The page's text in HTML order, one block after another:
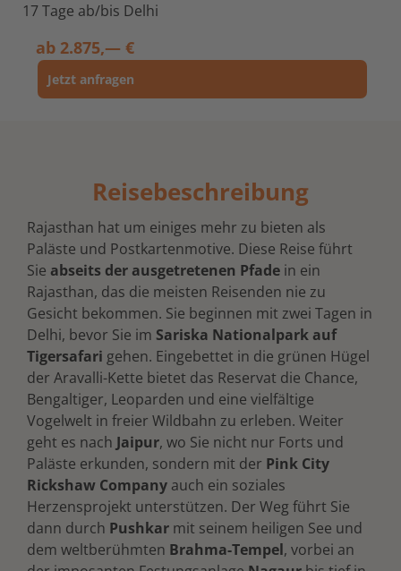
17 Tage ab/bis Delhi
ab 2.875,— €
Jetzt anfragen
Reisebeschreibung
Rajasthan hat um einiges mehr zu bieten als
Paläste und Postkartenmotive. Diese Reise führt
Sie abseits der ausgetretenen Pfade in ein
Rajasthan, das die meisten Reisenden nie zu
Gesicht bekommen. Sie beginnen mit zwei Tagen in
Delhi, bevor Sie im Sariska Nationalpark auf
Tigersafari gehen. Eingebettet in die grünen Hügel
der Aravalli-Kette bietet das Reservat die Chance,
Bengaltiger, Leoparden und eine vielfältige
Vogelwelt in freier Wildbahn zu erleben. Weiter
geht es nach Jaipur, wo Sie nicht nur Forts und
Paläste erkunden, sondern mit der Pink City
Rickshaw Company auch ein soziales
Herzensprojekt unterstützen. Der Weg führt Sie
dann durch Pushkar mit seinem heiligen See und
dem weltberühmten Brahma-Tempel, vorbei an